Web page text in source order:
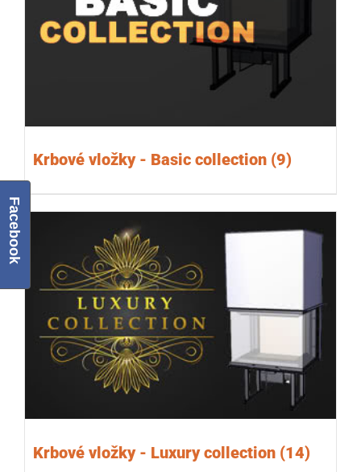
Krbové vložky - Basic collection (9)
Krbové vložky - Luxury collection (14)
Facebook